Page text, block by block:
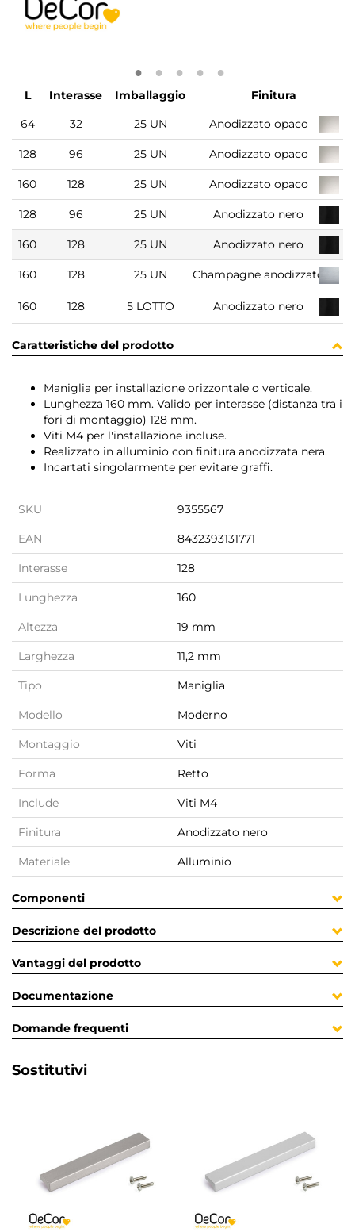
L Interasse Imballaggio
Finitura
64
32 25 UN Anodizzato opaco
128 96 25 UN Anodizzato opaco
160 128 25 UN Anodizzato opaco
128 96 25 UN Anodizzato nero
160 128 25 UN Anodizzato nero
160 128 25 UN Champagne anodizzato
160 128 5 LOTTO Anodizzato nero
Caratteristiche del prodotto
Maniglia per installazione orizzontale o verticale.
Lunghezza 160 mm. Valido per interasse (distanza tra i
fori di montaggio) 128 mm.
Viti M4 per l'installazione incluse.
Realizzato in alluminio con finitura anodizzata nera.
Incartati singolarmente per evitare graffi.
SKU 9355567
EAN 8432393131771
Interasse 128
Lunghezza 160
Altezza 19 mm
Larghezza 11,2 mm
Tipo Maniglia
Modello Moderno
Montaggio Viti
Forma Retto
Include Viti M4
Finitura Anodizzato nero
Materiale Alluminio
Componenti
Descrizione del prodotto
Vantaggi del prodotto
Documentazione
Domande frequenti
Sostitutivi